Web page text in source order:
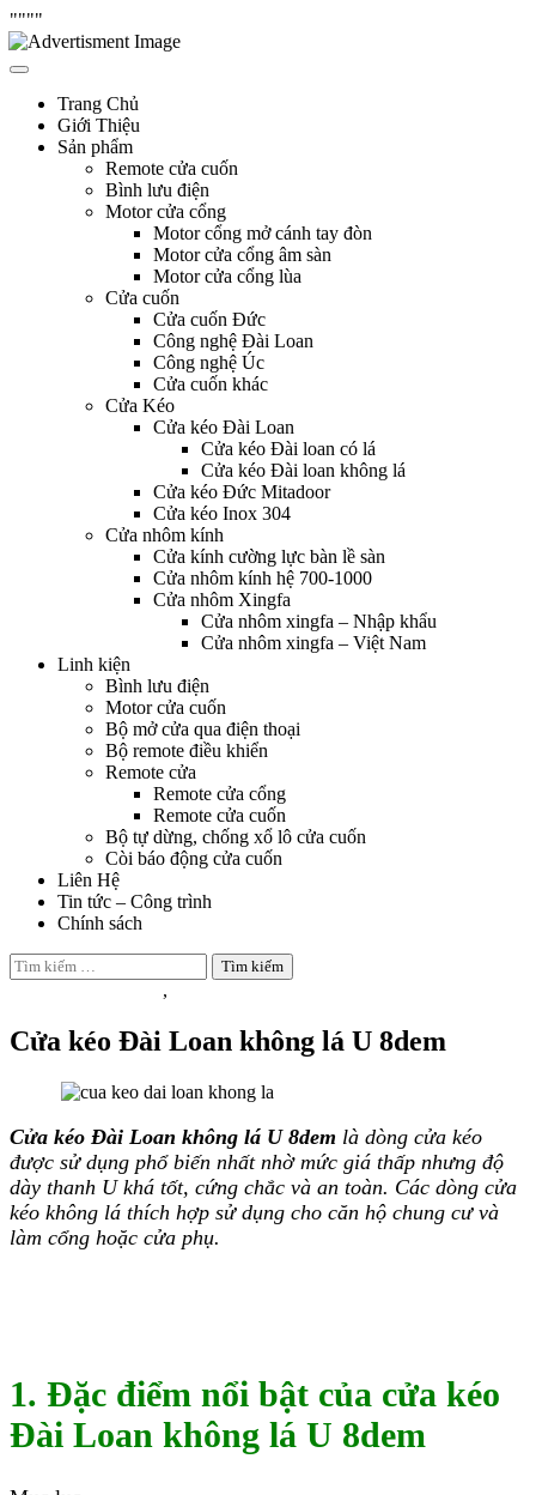
""""
Skip
to
Trang Chủ
Giới Thiệu
Sản phẩm
Remote cửa cuốn
Bình lưu điện
Motor cửa cổng
Motor cổng mở cánh tay đòn
Motor cửa cổng âm sàn
Motor cửa cổng lùa
Cửa cuốn
Cửa cuốn Đức
Công nghệ Đài Loan
Công nghệ Úc
Cửa cuốn khác
Cửa Kéo
Cửa kéo Đài Loan
Cửa kéo Đài loan có lá
Cửa kéo Đài loan không lá
Cửa kéo Đức Mitadoor
Cửa kéo Inox 304
Cửa nhôm kính
Cửa kính cường lực bàn lề sàn
Cửa nhôm kính hệ 700-1000
Cửa nhôm Xingfa
Cửa nhôm xingfa – Nhập khẩu
Cửa nhôm xingfa – Việt Nam
Linh kiện
Bình lưu điện
Motor cửa cuốn
Bộ mở cửa qua điện thoại
Bộ remote điều khiển
Remote cửa
Remote cửa cổng
Remote cửa cuốn
Bộ tự dừng, chống xổ lô cửa cuốn
Còi báo động cửa cuốn
Liên Hệ
Tin tức – Công trình
Chính sách
Tìm
kiếm
,
Cửa kéo Đài Loan không lá U 8dem
Cửa kéo Đài Loan không lá U 8dem là dòng cửa kéo
được sử dụng phổ biến nhất nhờ mức giá thấp nhưng độ
dày thanh U khá tốt, cứng chắc và an toàn. Các dòng cửa
kéo không lá thích hợp sử dụng cho căn hộ chung cư và
làm cổng hoặc cửa phụ.
1. Đặc điểm nổi bật của cửa kéo
Đài Loan không lá U 8dem